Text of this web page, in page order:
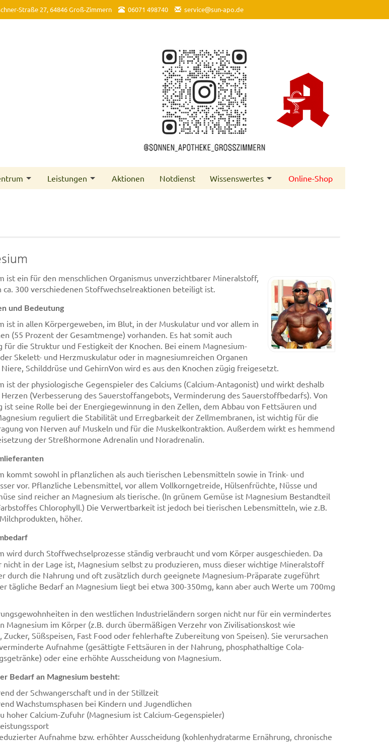
Straße 27, 64846 Groß-Zimmern 06071 498740 service@sun-apo.de
Leistungen Aktionen Notdienst Wissenswertes Online-Shop
ist ein für den menschlichen Organismus unverzichtbarer Mineralstoff,
ca. 300 verschiedenen Stoffwechselreaktionen beteiligt ist.
und Bedeutung
ist in allen Körpergeweben, im Blut, in der Muskulatur und vor allem in
(55 Prozent der Gesamtmenge) vorhanden. Es hat somit auch
für die Struktur und Festigkeit der Knochen. Bei einem Magnesium-
Skelett- und Herzmuskulatur oder in magnesiumreichen Organen
Schilddrüse und GehirnVon wird es aus den Knochen zügig freigesetzt.
ist der physiologische Gegenspieler des Calciums (Calcium-Antagonist) und wirkt deshalb
(Verbesserung des Sauerstoffangebots, Verminderung des Sauerstoffbedarfs). Von
ist seine Rolle bei der Energiegewinnung in den Zellen, dem Abbau von Fettsäuren und
reguliert die Stabilität und Erregbarkeit der Zellmembranen, ist wichtig für die
von Nerven auf Muskeln und für die Muskelkontraktion. Außerdem wirkt es hemmend
der Streßhormone Adrenalin und Noradrenalin.
kommt sowohl in pflanzlichen als auch tierischen Lebensmitteln sowie in Trink- und
vor. Pflanzliche Lebensmittel, vor allem Vollkorngetreide, Hülsenfrüchte, Nüsse und
sind reicher an Magnesium als tierische. (In grünem Gemüse ist Magnesium Bestandteil
Chlorophyll.) Die Verwertbarkeit ist jedoch bei tierischen Lebensmitteln, wie z.B.
höher.
wird durch Stoffwechselprozesse ständig verbraucht und vom Körper ausgeschieden. Da
nicht in der Lage ist, Magnesium selbst zu produzieren, muss dieser wichtige Mineralstoff
durch die Nahrung und oft zusätzlich durch geeignete Magnesium-Präparate zugeführt
tägliche Bedarf an Magnesium liegt bei etwa 300-350mg, kann aber auch Werte um 700mg
in den westlichen Industrieländern sorgen nicht nur für ein vermindertes
Magnesium im Körper (z.B. durch übermäßigen Verzehr von Zivilisationskost wie
Zucker, Süßspeisen, Fast Food oder fehlerhafte Zubereitung von Speisen). Sie verursachen
Aufnahme (gesättigte Fettsäuren in der Nahrung, phosphathaltige Cola-
oder eine erhöhte Ausscheidung von Magnesium.
Bedarf an Magnesium besteht:
der Schwangerschaft und in der Stillzeit
Wachstumsphasen bei Kindern und Jugendlichen
hoher Calcium-Zufuhr (Magnesium ist Calcium-Gegenspieler)
Aufnahme bzw. erhöhter Ausscheidung (kohlenhydratarme Ernährung, chronische